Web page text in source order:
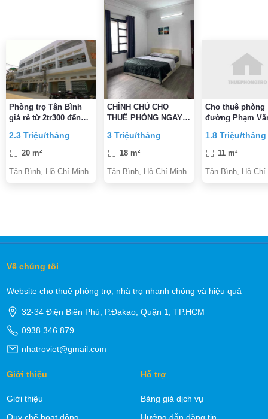
Phòng trọ Tân Bình
giá rẻ từ 2tr300 đến
2.3 Triệu/tháng
20 m²
Tân Bình, Hồ Chí Minh
CHÍNH CHỦ CHO
THUÊ PHÒNG NGAY
ĐẦY ĐỦ TIỆN
NGHI,VỆ SINH TRONG
3 Triệu/tháng
18 m²
Tân Bình, Hồ Chí Minh
Cho thuê phòng
đường Phạm
Bình gần CMT8
Bình
1.8 Triệu/tháng
11 m²
Tân Bình, Hồ Chí
Về chúng tôi
Website cho thuê phòng trọ, nhà trọ nhanh chóng và hiệu quả
32-34 Điện Biên Phủ, P.Đakao, Quận 1, TP.HCM
0938.346.879
nhatroviet@gmail.com
Giới thiệu
Giới thiệu
Hỗ trợ
Bảng giá dịch vụ